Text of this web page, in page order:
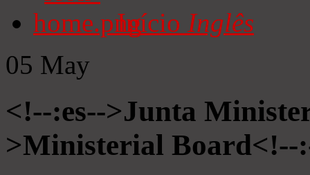
Início Inglês
05 May
<!--:es-->Junta
>Ministerial Board<!--